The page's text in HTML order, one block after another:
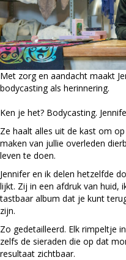
Met zorg en aandacht maakt
bodycasting als herinnering.
Ken je het? Bodycasting.
Ze haalt alles uit de kast om
maken van jullie overleden
leven te doen.
Jennifer en ik delen hetzelfde
lijkt. Zij in een afdruk van huid,
tastbaar album dat je kunt
zijn.
Zo gedetailleerd. Elk rimpeltje
zelfs de sieraden die op dat
resultaat zichtbaar.